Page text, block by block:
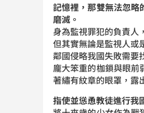
記憶裡，那雙無法忽略
磨滅。
身為監視罪犯的負責人
但其實無論是監視人或
鄰國侵略我國失敗需要
龐大笨重的枷鎖與眼前
著繡有紋章的眼罩，露
指使並慫恿教徒進行